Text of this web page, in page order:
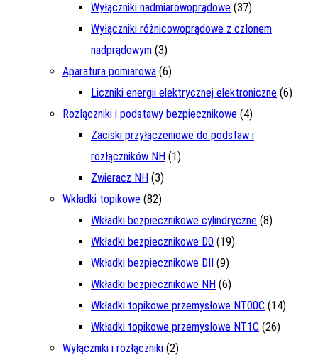
Wyłączniki nadmiarowoprądowe (37)
Wyłączniki różnicowoprądowe z członem
nadprądowym (3)
Aparatura pomiarowa (6)
Liczniki energii elektrycznej elektroniczne (6)
Rozłączniki i podstawy bezpiecznikowe (4)
Zaciski przyłączeniowe do podstaw i
rozłączników NH (1)
Zwieracz NH (3)
Wkładki topikowe (82)
Wkładki bezpiecznikowe cylindryczne (8)
Wkładki bezpiecznikowe D0 (19)
Wkładki bezpiecznikowe DII (9)
Wkładki bezpiecznikowe NH (6)
Wkładki topikowe przemysłowe NT00C (14)
Wkładki topikowe przemysłowe NT1C (26)
Wyłączniki i rozłączniki (2)